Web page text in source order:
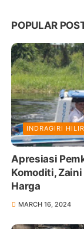
POPULAR
INDRAGIRI HILIR
Apresiasi
Komoditi,
Harga
MARCH 16, 2024